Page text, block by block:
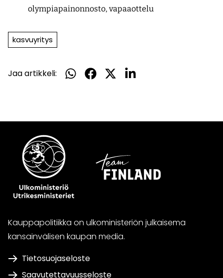
olympiapainonnosto, vapaaottelu
kasvuyritys
Jaa artikkeli:
Jaa
Jaa
Jaa
Jaa
Kauppapolitiikka on ulkoministeriön julkaisema
kansainvälisen kaupan media.
Tietosuojaseloste
Saavutettavuusseloste